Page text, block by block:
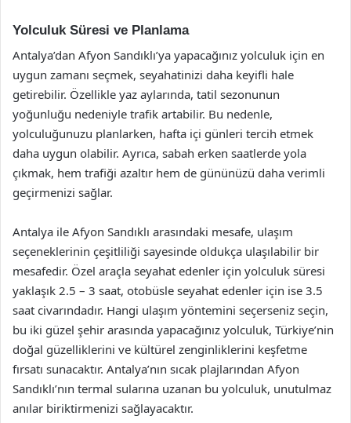
Yolculuk Süresi ve Planlama
Antalya’dan Afyon Sandıklı’ya yapacağınız yolculuk için en
uygun zamanı seçmek, seyahatinizi daha keyifli hale
getirebilir. Özellikle yaz aylarında, tatil sezonunun
yoğunluğu nedeniyle trafik artabilir. Bu nedenle,
yolculuğunuzu planlarken, hafta içi günleri tercih etmek
daha uygun olabilir. Ayrıca, sabah erken saatlerde yola
çıkmak, hem trafiği azaltır hem de gününüzü daha verimli
geçirmenizi sağlar.
Antalya ile Afyon Sandıklı arasındaki mesafe, ulaşım
seçeneklerinin çeşitliliği sayesinde oldukça ulaşılabilir bir
mesafedir. Özel araçla seyahat edenler için yolculuk süresi
yaklaşık 2.5 – 3 saat, otobüsle seyahat edenler için ise 3.5
saat civarındadır. Hangi ulaşım yöntemini seçerseniz seçin,
bu iki güzel şehir arasında yapacağınız yolculuk, Türkiye’nin
doğal güzelliklerini ve kültürel zenginliklerini keşfetme
fırsatı sunacaktır. Antalya’nın sıcak plajlarından Afyon
Sandıklı’nın termal sularına uzanan bu yolculuk, unutulmaz
anılar biriktirmenizi sağlayacaktır.